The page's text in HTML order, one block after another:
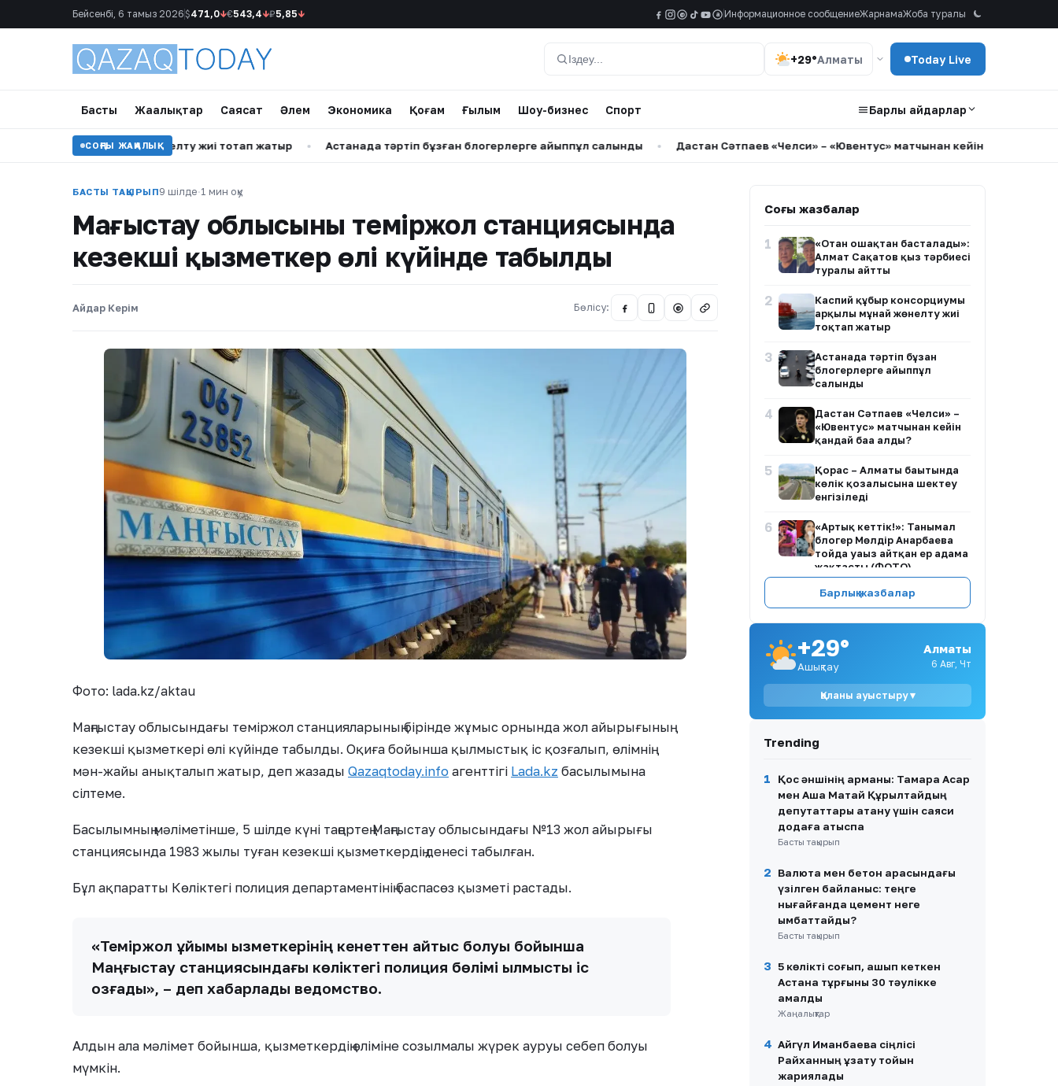
Бейсенбі, 6 тамыз 2026 $471,0↓€543,4↓₽5,85↓ @ a Информационное сообщениеЖарнамаЖоба туралы
Іздеу
+29°Алматы Today Live
Басты Жаңалықтар Саясат Әлем Экономика Қоғам Ғылым Шоу-бизнес Спорт Барлық айдарлар
СОҢҒЫ ЖАҢАЛЫҚ
арқылы мұнай жөнелту жиі тоқтап жатыр • Астанада тәртіп бұзған блогерлерге айыппұл салынды • Дастан Сәтпаев «Челси» – «Ювентус» матчынан кейін қандай баға алды?
БАСТЫ ТАҚЫРЫП9 шілде·1 мин оқу
Маңғыстау облысының теміржол станциясында
кезекші қызметкер өлі күйінде табылды
Айдар Керім Бөлісу: @
Фото: lada.kz/aktau
Маңғыстау облысындағы теміржол станцияларының бірінде жұмыс орнында жол айырығының
кезекші қызметкері өлі күйінде табылды. Оқиға бойынша қылмыстық іс қозғалып, өлімнің
мән-жайы анықталып жатыр, деп жазады Qazaqtoday.info агенттігі Lada.kz басылымына
сілтеме.
Басылымның мәліметінше, 5 шілде күні таңертең Маңғыстау облысындағы №13 жол айырығы
станциясында 1983 жылы туған кезекші қызметкердің денесі табылған.
Бұл ақпаратты Көліктегі полиция департаментінің баспасөз қызметі растады.
«Теміржол ұйымы қызметкерінің кенеттен қайтыс болуы бойынша
Маңғыстау станциясындағы көліктегі полиция бөлімі қылмыстық іс
қозғады», – деп хабарлады ведомство.
Алдын ала мәлімет бойынша, қызметкердің өліміне созылмалы жүрек ауруы себеп болуы
мүмкін.
Соңғы жазбалар
1
«Отан ошақтан басталады»:
Алмат Сақатов қыз тәрбиесі
туралы айтты
2
Каспий құбыр консорциумы
арқылы мұнай жөнелту жиі
тоқтап жатыр
3
Астанада тәртіп бұзған
блогерлерге айыппұл
салынды
4
Дастан Сәтпаев «Челси» –
«Ювентус» матчынан кейін
қандай баға алды?
5
Қорғас – Алматы бағытында
көлік қозғалысына шектеу
енгізіледі
6
«Артық кеттік!»: Танымал
блогер Мөлдір Анарбаева
тойда уағыз айтқан ер адамға
жақтасты (ФОТО)
Ұлттық ұлан сапында 40-қа
жуық егіз жұп ел
қауіпсіздігін қамтамасыз
8
Көкшетауда жүргізуші төрт
9
Дүлей дауыл: Өскеменде 25
жарықсыз қалды
10
Астанада атпен жүрген
блогерге айыппұл салынды
Барлық жазбалар
+29°
Ашықтау
Алматы
6 Авг, Чт
Қаланы ауыстыру ▾
Trending
1
Қос әншінің арманы: Тамара Асар
мен Аша Матай Құрылтайдың
депутаттары атану үшін саяси
додаға қатыспақ
Басты тақырып
2
Валюта мен бетон арасындағы
үзілген байланыс: теңге
нығайғанда цемент неге
қымбаттайды?
Басты тақырып
3
5 көлікті соғып, қашып кеткен
Астана тұрғыны 30 тәулікке
қамалды
Жаңалықтар
4 Айгүл Иманбаева сіңлісі
Райханның ұзату тойын
жариялады